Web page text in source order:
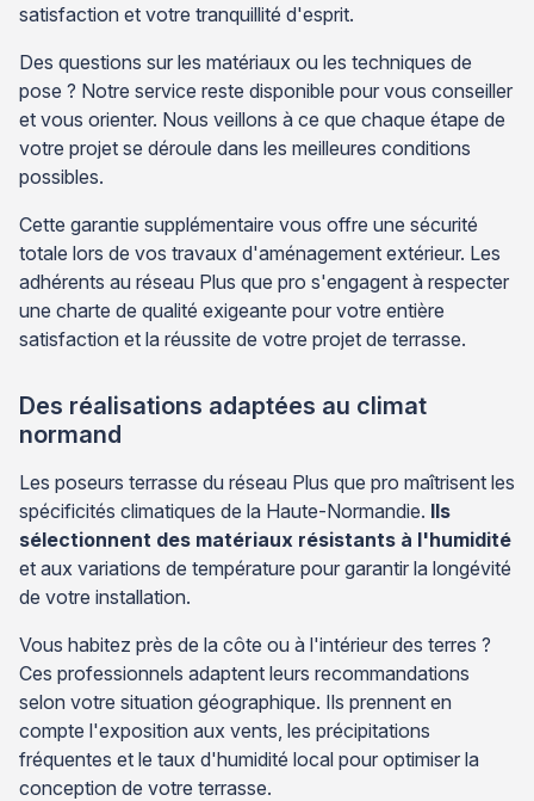
satisfaction et votre tranquillité d'esprit.
Des questions sur les matériaux ou les techniques de
pose ? Notre service reste disponible pour vous conseiller
et vous orienter. Nous veillons à ce que chaque étape de
votre projet se déroule dans les meilleures conditions
possibles.
Cette garantie supplémentaire vous offre une sécurité
totale lors de vos travaux d'aménagement extérieur. Les
adhérents au réseau Plus que pro s'engagent à respecter
une charte de qualité exigeante pour votre entière
satisfaction et la réussite de votre projet de terrasse.
Des réalisations adaptées au climat
normand
Les poseurs terrasse du réseau Plus que pro maîtrisent les
spécificités climatiques de la Haute-Normandie. Ils
sélectionnent des matériaux résistants à l'humidité
et aux variations de température pour garantir la longévité
de votre installation.
Vous habitez près de la côte ou à l'intérieur des terres ?
Ces professionnels adaptent leurs recommandations
selon votre situation géographique. Ils prennent en
compte l'exposition aux vents, les précipitations
fréquentes et le taux d'humidité local pour optimiser la
conception de votre terrasse.